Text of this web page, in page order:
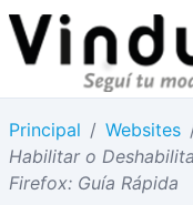
Principal / Websites
Habilitar o
Firefox: Guía Rápida